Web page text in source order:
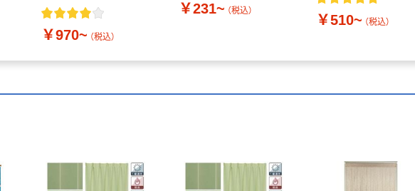
￥970~ （税込）
￥231~ （税込）
￥510~ （税込）